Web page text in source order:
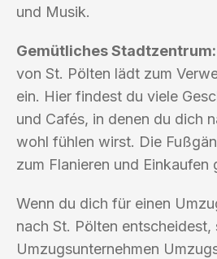
und Musik.
Gemütliches Stadtzentrum:
von St. Pölten lädt zum
ein. Hier findest du viele
und Cafés, in denen du dich
wohl fühlen wirst. Die
zum Flanieren und Einkaufen
Wenn du dich für einen
nach St. Pölten entscheidest,
Umzugsunternehmen